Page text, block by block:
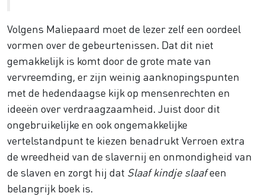
Volgens Maliepaard moet de lezer zelf een oordeel
vormen over de gebeurtenissen. Dat dit niet
gemakkelijk is komt door de grote mate van
vervreemding, er zijn weinig aanknopingspunten
met de hedendaagse kijk op mensenrechten en
ideeën over verdraagzaamheid. Juist door dit
ongebruikelijke en ook ongemakkelijke
vertelstandpunt te kiezen benadrukt Verroen extra
de wreedheid van de slavernij en onmondigheid van
de slaven en zorgt hij dat Slaaf kindje slaafeen
belangrijk boek is.